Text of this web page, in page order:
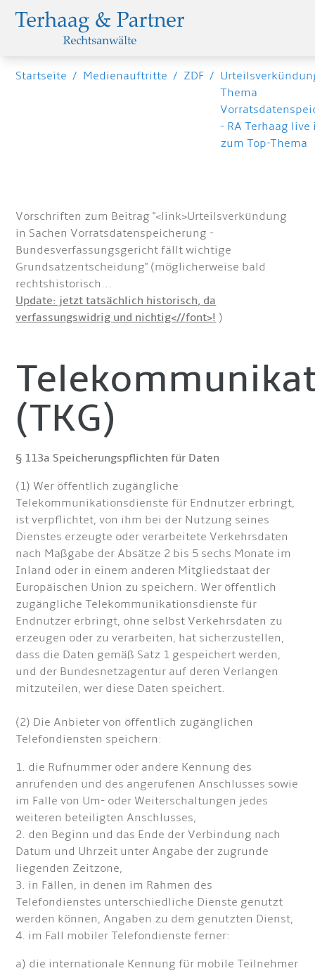
Startseite / Medienauftritte / ZDF /
Thema
- RA Terhaag live
zum Top-Thema
Vorschriften zum Beitrag "<link>Urteilsverkündung
in Sachen Vorratsdatenspeicherung -
Bundesverfassungsgericht fällt wichtige
Grundsatzentscheidung" (möglicherweise bald
rechtshistorisch...
Update: jetzt tatsächlich historisch, da
verfassungswidrig und nichtig<//font>! )
(TKG)
§ 113a Speicherungspflichten für Daten
(1) Wer öffentlich zugängliche
Telekommunikationsdienste für Endnutzer erbringt,
ist verpflichtet, von ihm bei der Nutzung seines
Dienstes erzeugte oder verarbeitete Verkehrsdaten
nach Maßgabe der Absätze 2 bis 5 sechs Monate im
Inland oder in einem anderen Mitgliedstaat der
Europäischen Union zu speichern. Wer öffentlich
zugängliche Telekommunikationsdienste für
Endnutzer erbringt, ohne selbst Verkehrsdaten zu
erzeugen oder zu verarbeiten, hat sicherzustellen,
dass die Daten gemäß Satz 1 gespeichert werden,
und der Bundesnetzagentur auf deren Verlangen
mitzuteilen, wer diese Daten speichert.
(2) Die Anbieter von öffentlich zugänglichen
Telefondiensten speichern:
1. die Rufnummer oder andere Kennung des
anrufenden und des angerufenen Anschlusses sowie
im Falle von Um- oder Weiterschaltungen jedes
weiteren beteiligten Anschlusses,
2. den Beginn und das Ende der Verbindung nach
Datum und Uhrzeit unter Angabe der zugrunde
liegenden Zeitzone,
3. in Fällen, in denen im Rahmen des
Telefondienstes unterschiedliche Dienste genutzt
werden können, Angaben zu dem genutzten Dienst,
4. im Fall mobiler Telefondienste ferner:
a) die internationale Kennung für mobile Teilnehmer